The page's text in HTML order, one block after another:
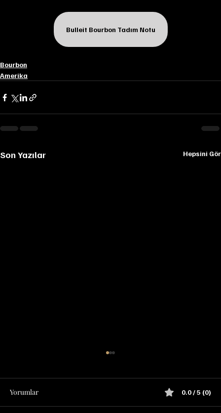
Bulleit Bourbon Tadım Notu
Bourbon
Amerika
Son Yazılar Hepsini Gör
Yorumlar 0.0 / 5 (0)